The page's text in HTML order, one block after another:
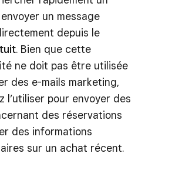
un message
depuis le
. Bien que cette
ne doit pas être utilisée
des e-mails marketing,
l’utiliser pour envoyer des
des réservations
des informations
sur un achat récent.